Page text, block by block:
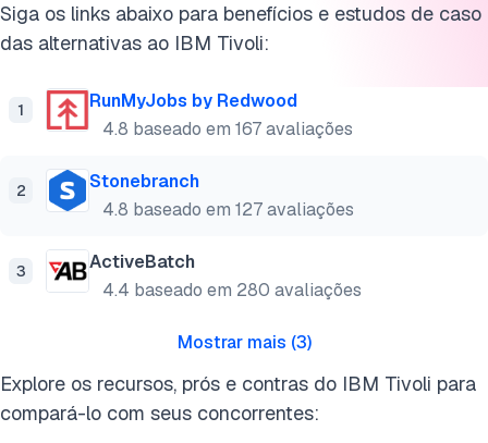
Siga os links abaixo para benefícios e estudos de caso
das alternativas ao IBM Tivoli:
1
RunMyJobs by Redwood
4.8 baseado em 167 avaliações
2
Stonebranch
4.8 baseado em 127 avaliações
3
ActiveBatch
4.4 baseado em 280 avaliações
Mostrar mais (3)
Explore os recursos, prós e contras do IBM Tivoli para
compará-lo com seus concorrentes: